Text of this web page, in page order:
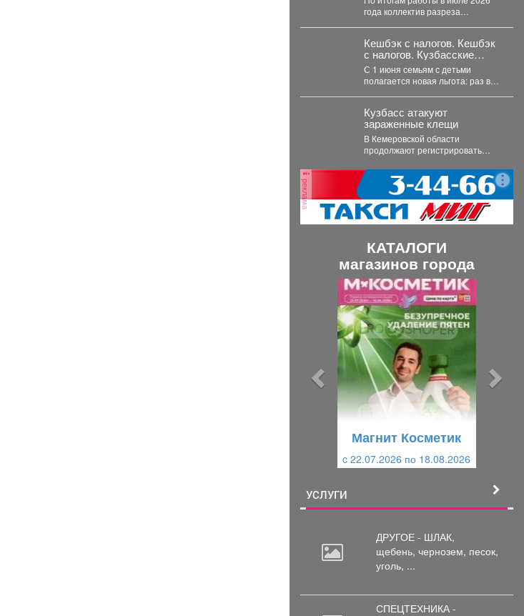
года коллектив разреза
Кешбэк с налогов. Кешбэк
с налогов. Кузбасские
семьи раз в год вернут
часть уплаченных денег
С 1 июня семьям с детьми
полагается новая льгота: раз в
Кузбасс атакуют
зараженные клещи
В Кемеровской области
продолжают регистрировать
Управление Роспотребнадзора
по Кемеровской области
опубликовало...
реклама
КАТАЛОГИ
магазинов города
Магнит Косметик
c 22.07.2026 по 18.08.2026
УСЛУГИ
ДРУГОЕ - ШЛАК,
щебень, чернозем, песок,
уголь, ...
СПЕЦТЕХНИКА -